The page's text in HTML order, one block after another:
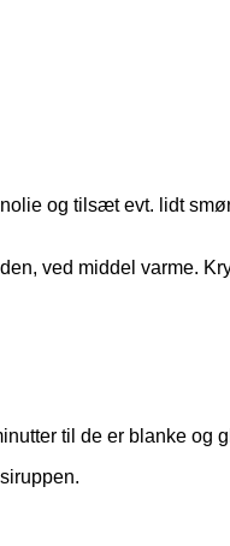
og tilsæt evt. lidt
ved middel varme.
til de er blanke og